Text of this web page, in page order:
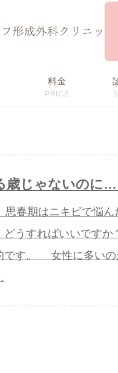
料金
PRICE
歳じゃないのに
思春期はニキビで悩
どうすればいいです
です。 女性に多いの